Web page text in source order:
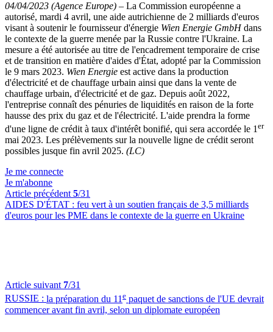
04/04/2023 (Agence Europe) – La Commission européenne a
autorisé, mardi 4 avril, une aide autrichienne de 2 milliards d'euros
visant à soutenir le fournisseur d'énergie Wien Energie GmbHdans
le contexte de la guerre menée par la Russie contre l'Ukraine. La
mesure a été autorisée au titre de l'encadrement temporaire de crise
et de transition en matière d'aides d'État, adopté par la Commission
le 9 mars 2023. Wien Energie est active dans la production
d'électricité et de chauffage urbain ainsi que dans la vente de
chauffage urbain, d'électricité et de gaz. Depuis août 2022,
l'entreprise connaît des pénuries de liquidités en raison de la forte
hausse des prix du gaz et de l'électricité. L'aide prendra la forme
d'une ligne de crédit à taux d'intérêt bonifié, qui sera accordée le 1 er
mai 2023. Les prélèvements sur la nouvelle ligne de crédit seront
possibles jusque fin avril 2025. (LC)
Je me connecte
Je m'abonne
Article précédent 5/31
AIDES D'ÉTAT : feu vert à un soutien français de 3,5 milliards
d'euros pour les PME dans le contexte de la guerre en Ukraine
Article suivant 7/31
RUSSIE : la préparation du 11 e paquet de sanctions de l'UE devrait
commencer avant fin avril, selon un diplomate européen